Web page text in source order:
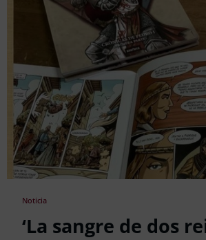
Noticia
‘La sangre de dos